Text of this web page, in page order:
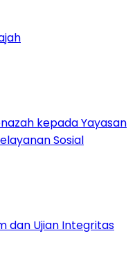
kepada Yayasan
Sosial
dan Ujian Integritas